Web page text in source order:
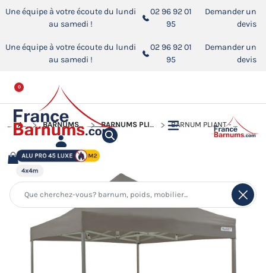
Une équipe à votre écoute du lundi
au samedi !
02 96 92 01
95
Demander un
devis
Une équipe à votre écoute du lundi
au samedi !
02 96 92 01
95
Demander un
devis
0
ACCUEIL BARNUMS PLIANTS ALUMINIUM PRO 45 LUXE M2 BARNUMS PLIANTS ALUMINIUM PRO 45 LUXE M2 DE 4M X4M BARNUM PLIANT - TENTE PLIANTE ALU PRO 45 LUXE M2 4MX4M TAUPE 380GR/M²